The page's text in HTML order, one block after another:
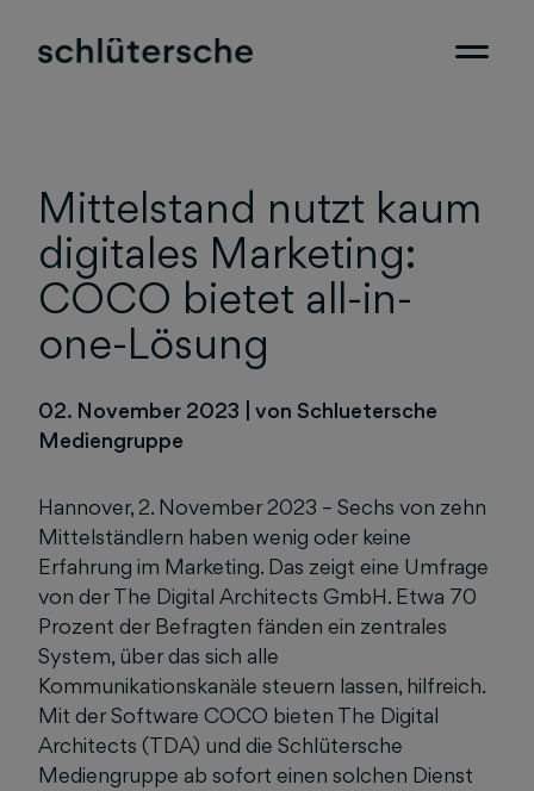
Mittelstand nutzt kaum
digitales Marketing:
COCO bietet all-in-
one-Lösung
02. November 2023
von Schluetersche
Mediengruppe
Hannover, 2. November 2023 – Sechs von zehn
Mittelständlern haben wenig oder keine
Erfahrung im Marketing. Das zeigt eine Umfrage
von der The Digital Architects GmbH. Etwa 70
Prozent der Befragten fänden ein zentrales
System, über das sich alle
Kommunikationskanäle steuern lassen, hilfreich.
Mit der Software COCO bieten The Digital
Architects (TDA) und die Schlütersche
Mediengruppe ab sofort einen solchen Dienst